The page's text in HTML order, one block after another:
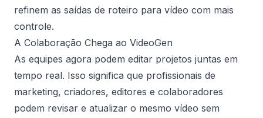
refinem as saídas de roteiro para vídeo com mais
controle.
A Colaboração Chega ao VideoGen
As equipes agora podem editar projetos juntas em
tempo real. Isso significa que profissionais de
marketing, criadores, editores e colaboradores
podem revisar e atualizar o mesmo vídeo sem